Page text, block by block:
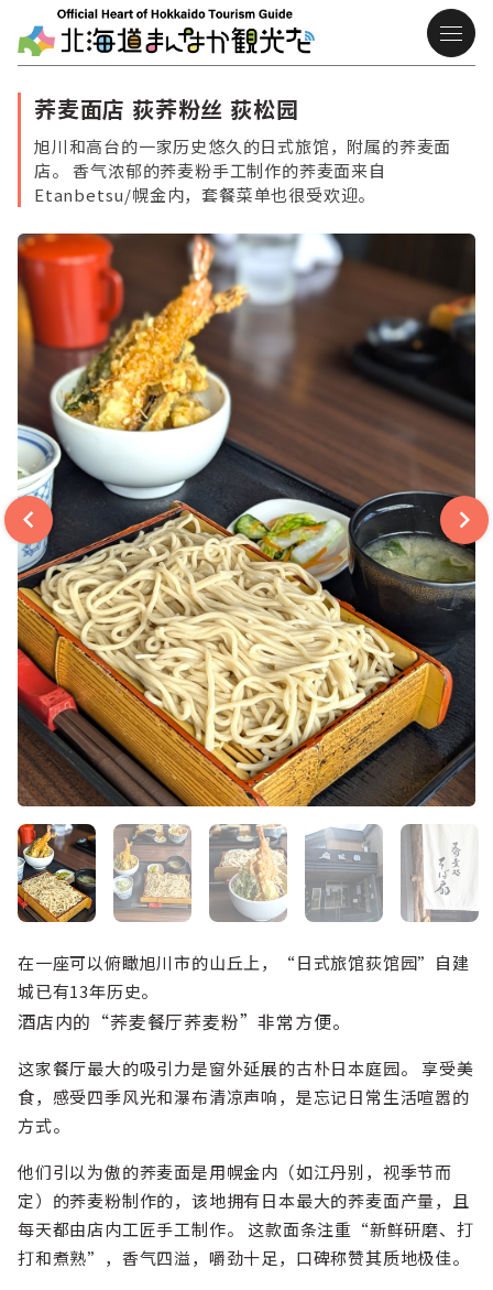
荞麦面店 荻荞粉丝 荻松园
旭川和高台的一家历史悠久的日式旅馆，附属的荞麦面
店。 香气浓郁的荞麦粉手工制作的荞麦面来自
Etanbetsu/幌金内，套餐菜单也很受欢迎。
在一座可以俯瞰旭川市的山丘上，“日式旅馆荻馆园”自建
城已有13年历史。
酒店内的“荞麦餐厅荞麦粉”非常方便。
这家餐厅最大的吸引力是窗外延展的古朴日本庭园。 享受美
食，感受四季风光和瀑布清凉声响，是忘记日常生活喧嚣的
方式。
他们引以为傲的荞麦面是用幌金内（如江丹别，视季节而
定）的荞麦粉制作的，该地拥有日本最大的荞麦面产量，且
每天都由店内工匠手工制作。 这款面条注重“新鲜研磨、打
打和煮熟”，香气四溢，嚼劲十足，口碑称赞其质地极佳。